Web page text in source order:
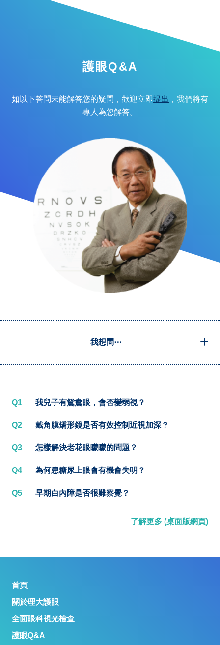
護眼Q&A
如以下答問未能解答您的疑問，歡迎立即提出 ，我們將有
專人為您解答。
我想問⋯
Q1 我兒子有鴛鴦眼，會否變弱視？
Q2 戴角膜矯形鏡是否有效控制近視加深？
Q3 怎樣解決老花眼矇矇的問題？
Q4 為何患糖尿上眼會有機會失明？
Q5 早期白內障是否很難察覺？
了解更多 (桌面版網頁)
首頁
關於理大護眼
全面眼科視光檢查
護眼Q&A